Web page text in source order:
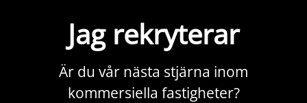
Jag rekryterar
Är du vår nästa stjärna inom
kommersiella fastigheter?